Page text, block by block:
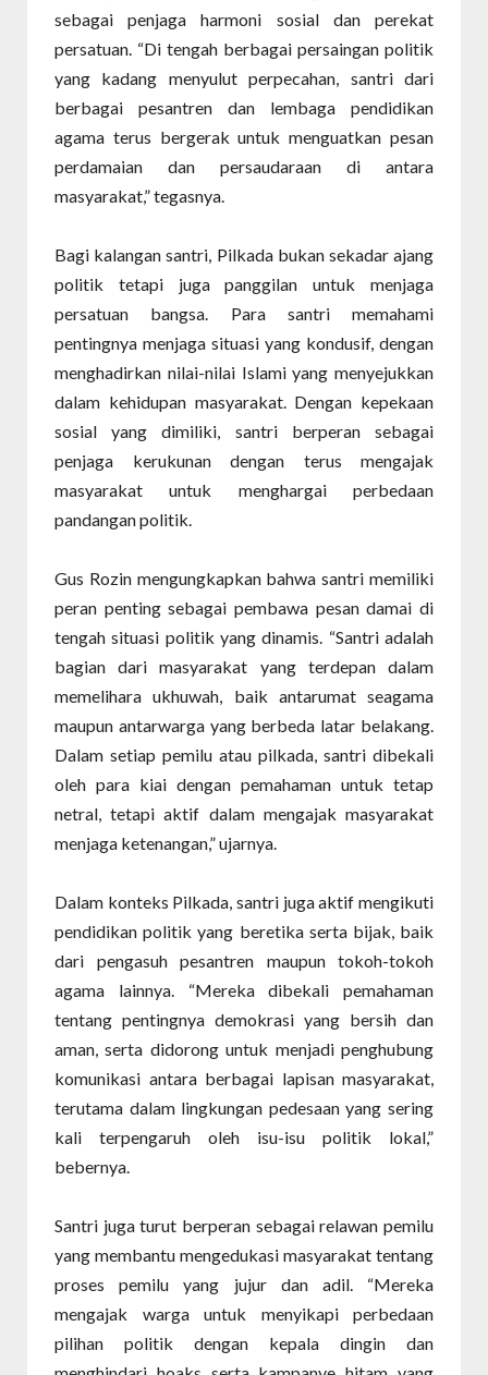
sebagai penjaga harmoni sosial dan perekat
persatuan. “Di tengah berbagai persaingan politik
yang kadang menyulut perpecahan, santri dari
berbagai pesantren dan lembaga pendidikan
agama terus bergerak untuk menguatkan pesan
perdamaian dan persaudaraan di antara
masyarakat,” tegasnya.
Bagi kalangan santri, Pilkada bukan sekadar ajang
politik tetapi juga panggilan untuk menjaga
persatuan bangsa. Para santri memahami
pentingnya menjaga situasi yang kondusif, dengan
menghadirkan nilai-nilai Islami yang menyejukkan
dalam kehidupan masyarakat. Dengan kepekaan
sosial yang dimiliki, santri berperan sebagai
penjaga kerukunan dengan terus mengajak
masyarakat untuk menghargai perbedaan
pandangan politik.
Gus Rozin mengungkapkan bahwa santri memiliki
peran penting sebagai pembawa pesan damai di
tengah situasi politik yang dinamis. “Santri adalah
bagian dari masyarakat yang terdepan dalam
memelihara ukhuwah, baik antarumat seagama
maupun antarwarga yang berbeda latar belakang.
Dalam setiap pemilu atau pilkada, santri dibekali
oleh para kiai dengan pemahaman untuk tetap
netral, tetapi aktif dalam mengajak masyarakat
menjaga ketenangan,” ujarnya.
Dalam konteks Pilkada, santri juga aktif mengikuti
pendidikan politik yang beretika serta bijak, baik
dari pengasuh pesantren maupun tokoh-tokoh
agama lainnya. “Mereka dibekali pemahaman
tentang pentingnya demokrasi yang bersih dan
aman, serta didorong untuk menjadi penghubung
komunikasi antara berbagai lapisan masyarakat,
terutama dalam lingkungan pedesaan yang sering
kali terpengaruh oleh isu-isu politik lokal,”
bebernya.
Santri juga turut berperan sebagai relawan pemilu
yang membantu mengedukasi masyarakat tentang
proses pemilu yang jujur dan adil. “Mereka
mengajak warga untuk menyikapi perbedaan
pilihan politik dengan kepala dingin dan